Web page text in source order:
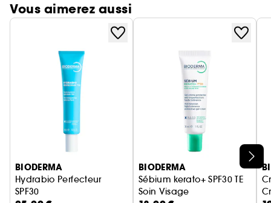
Vous aimerez aussi
Ignorer le carrousel produits
BIODERMA
Hydrabio Perfecteur
SPF30
BIODERMA
Sébium kerato+ SPF30 TE
Soin Visage